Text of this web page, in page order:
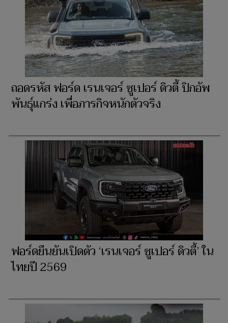
ถอดรหัส ฟอร์ด เรนเจอร์ ซูเปอร์ ดิวตี้ ปิกอัพ
พันธุ์แกร่ง เพื่อภารกิจหนักตัวจริง
ฟอร์ดยืนยันเปิดตัว ‘เรนเจอร์ ซูเปอร์ ดิวตี้’ ใน
ไทยปี 2569